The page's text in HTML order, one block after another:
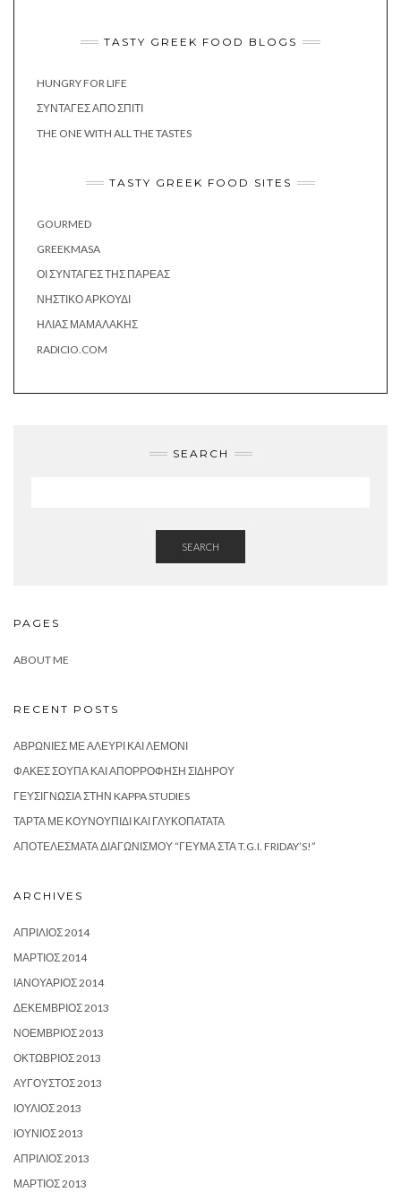
TASTY GREEK FOOD BLOGS
HUNGRY FOR LIFE
ΣΥΝΤΑΓΈΣ ΑΠΌ ΣΠΊΤΙ
THE ONE WITH ALL THE TASTES
TASTY GREEK FOOD SITES
GOURMED
GREEKMASA
ΟΙ ΣΥΝΤΑΓΈΣ ΤΗΣ ΠΑΡΈΑΣ
ΝΗΣΤΙΚΌ ΑΡΚΟΎΔΙ
ΗΛΊΑΣ ΜΑΜΑΛΆΚΗΣ
RADICIO.COM
SEARCH
SEARCH
PAGES
ABOUT ME
RECENT POSTS
ΑΒΡΩΝΙΈΣ ΜΕ ΑΛΕΎΡΙ ΚΑΙ ΛΕΜΌΝΙ
ΦΑΚΈΣ ΣΟΎΠΑ ΚΑΙ ΑΠΟΡΡΌΦΗΣΗ ΣΙΔΉΡΟΥ
ΓΕΥΣΙΓΝΩΣΊΑ ΣΤΗΝ KAPPA STUDIES
ΤΆΡΤΑ ΜΕ ΚΟΥΝΟΥΠΊΔΙ ΚΑΙ ΓΛΥΚΟΠΑΤΆΤΑ
ΑΠΟΤΕΛΈΣΜΑΤΑ ΔΙΑΓΩΝΙΣΜΟΎ “ΓΕΎΜΑ ΣΤΑ T.G.I. FRIDAY’S!”
ARCHIVES
ΑΠΡΊΛΙΟΣ 2014
ΜΆΡΤΙΟΣ 2014
ΙΑΝΟΥΆΡΙΟΣ 2014
ΔΕΚΈΜΒΡΙΟΣ 2013
ΝΟΈΜΒΡΙΟΣ 2013
ΟΚΤΏΒΡΙΟΣ 2013
ΑΎΓΟΥΣΤΟΣ 2013
ΙΟΎΛΙΟΣ 2013
ΙΟΎΝΙΟΣ 2013
ΑΠΡΊΛΙΟΣ 2013
ΜΆΡΤΙΟΣ 2013